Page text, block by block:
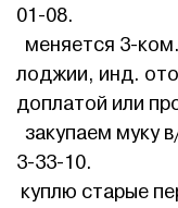
01-08.
меняется 3-
лоджии, инд.
доплатой или
закупаем муку
3-33-10.
куплю старые